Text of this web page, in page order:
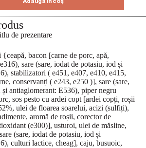
de prezentare
bacon [carne de porc, apă,
sare (sare, iodat de potasiu, iod și
stabilizatori ( e451, e407, e410, e415,
conservanți ( e243, e250 )], sare (sare,
antiaglomerant: E536), piper negru
sos pesto cu ardei copt [ardei copți, roșii
ulei de floarea soarelui, acizi (sulfiți),
aromă de roșii, corector de
(e300)], usturoi, ulei de măsline,
(sare, iodat de potasiu, iod și
culturi lactice, cheag], caju, busuoic,